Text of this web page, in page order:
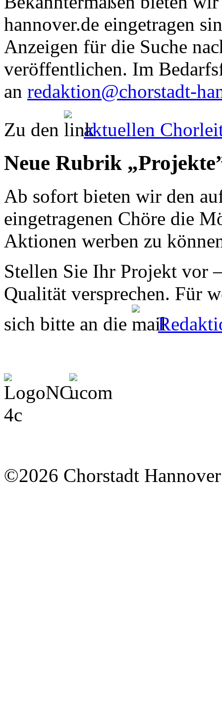
hannover.de eingetragen
Anzeigen für die Suche
veröffentlichen. Im
an redaktion@chorstadt-
Zu den
aktuellen
Neue Rubrik
Ab sofort bieten wir den
eingetragenen Chöre die
Aktionen werben zu
Stellen Sie Ihr Projekt vor
Qualität versprechen. Für
sich bitte an die
©2026 Chorstadt Hannover